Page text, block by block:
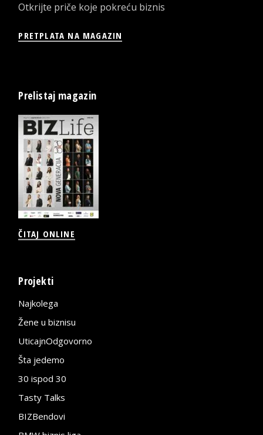
Otkrijte priče koje pokreću biznis
PRETPLATA NA MAGAZIN
Prelistaj magazin
ČITAJ ONLINE
Projekti
Najkolega
Žene u biznisu
UticajnOdgovorno
Šta jedemo
30 ispod 30
Tasty Talks
BIZBendovi